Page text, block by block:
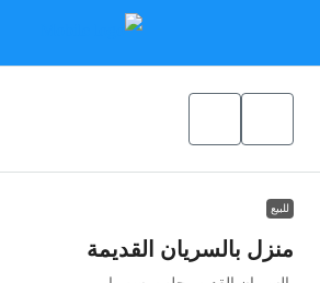
للبيع
منزل بالسريان القديمة